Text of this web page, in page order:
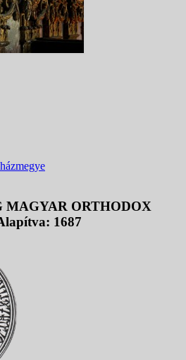
MAGYAR ORTHODOX
1687